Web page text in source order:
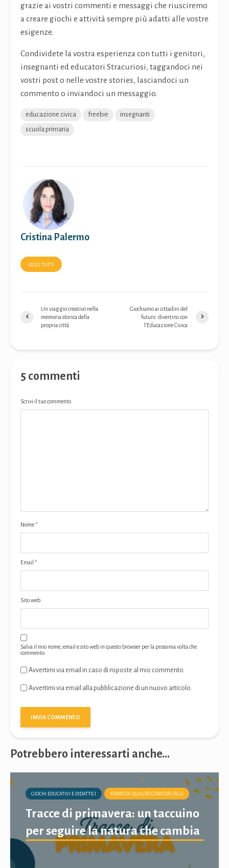
grazie ai vostri commenti e messaggi che riusciremo
a creare giochi e attività sempre più adatti alle vostre
esigenze.
Condividete la vostra esperienza con tutti i genitori,
insegnanti ed educatori Stracuriosi, taggandoci nei
vostri post o nelle vostre stories, lasciandoci un
commento o inviandoci un messaggio.
educazione civica freebie insegnanti
scuola primaria
Cristina Palermo
LEGGI TUTTI
Un viaggio creativo nella
memoria storica della
propria città
Giochiamo ai cittadini del
futuro: divertirsi con
l’Educazione Civica
5 commenti
Scrivi il tuo commento
Nome*
Email *
Sito web
Salva il mio nome, email e sito web in questo browser per la prossima volta che
commento.
Avvertimi via email in caso di risposte al mio commento.
Avvertimi via email alla pubblicazione di un nuovo articolo.
Potrebbero interessarti anche...
GIOCHI EDUCATIVI E DIDATTICI TEMPO DI QUALITÀ GENITORI-FIGLI
Tracce di primavera: un taccuino
per seguire la natura che cambia